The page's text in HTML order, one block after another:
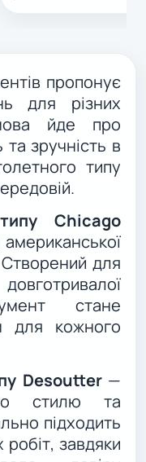
пропонує
для різних
йде про
та зручність в
типу
Chicago
Створений для
стане
для кожного
Desoutter—
стилю та
підходить
завдяки